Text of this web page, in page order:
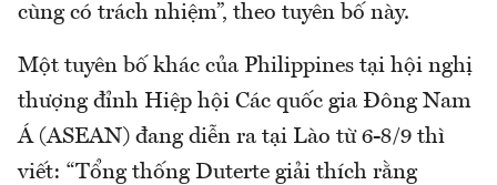
cùng có trách nhiệm”, theo tuyên bố này.
Một tuyên bố khác của Philippines tại hội nghị
thượng đỉnh Hiệp hội Các quốc gia Đông Nam
Á (ASEAN) đang diễn ra tại Lào từ 6-8/9 thì
viết: “Tổng thống Duterte giải thích rằng